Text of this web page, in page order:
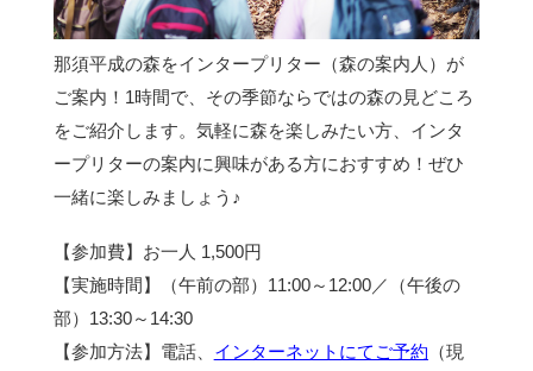
那須平成の森をインタープリター（森の案内人）が
ご案内！1時間で、その季節ならではの森の見どころ
をご紹介します。気軽に森を楽しみたい方、インタ
ープリターの案内に興味がある方におすすめ！ぜひ
一緒に楽しみましょう♪
【参加費】お一人 1,500円
【実施時間】（午前の部）11:00～12:00／（午後の
部）13:30～14:30
【参加方法】電話、 インターネットにてご予約 （現